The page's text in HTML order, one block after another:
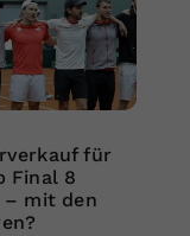
für
Final 8
mit den